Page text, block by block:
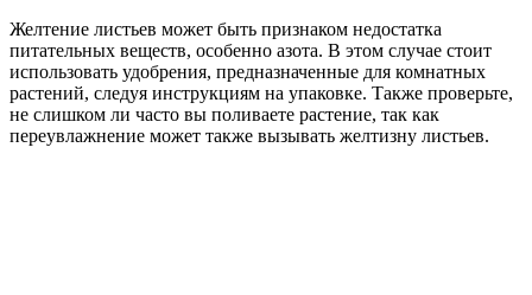
Желтение листьев может быть признаком недостатка
питательных веществ, особенно азота. В этом случае стоит
использовать удобрения, предназначенные для комнатных
растений, следуя инструкциям на упаковке. Также проверьте,
не слишком ли часто вы поливаете растение, так как
переувлажнение может также вызывать желтизну листьев.